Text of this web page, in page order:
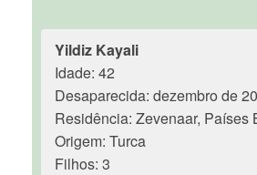
Yildiz Kayali
Idade: 42
Desaparecida: dezembro de
Residência: Zevenaar, Países
Origem: Turca
Filhos: 3